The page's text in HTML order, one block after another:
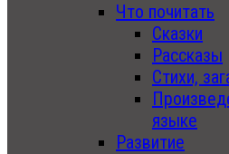
Что почитать
Сказки
Рассказы
Стихи,
языке
Развитие